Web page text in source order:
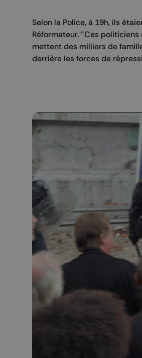
Selon la Police, à 19h, ils
Réformateur. "Ces
mettent des milliers de
derrière les forces de